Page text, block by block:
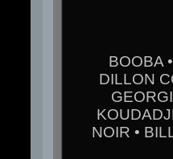
BOOBA
DILLON
NOIR •